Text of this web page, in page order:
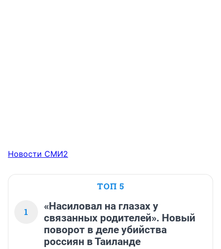
Новости СМИ2
ТОП 5
1
«Насиловал на глазах у
связанных родителей». Новый
поворот в деле убийства
россиян в Таиланде